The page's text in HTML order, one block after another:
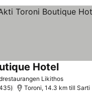
LikithosSe priser
HotelSe priser
Toroni, 14.3 km till Sarti